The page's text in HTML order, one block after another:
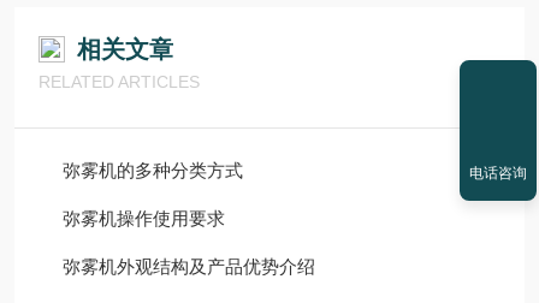
相关文章
RELATED ARTICLES
弥雾机的多种分类方式
弥雾机操作使用要求
弥雾机外观结构及产品优势介绍
电话咨询